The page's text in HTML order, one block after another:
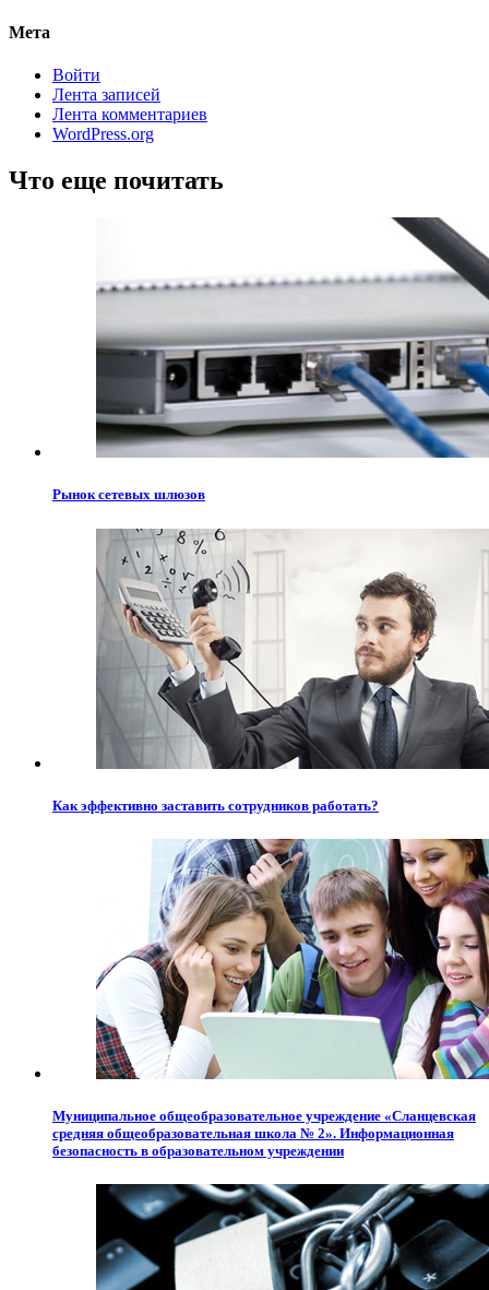
Мета
Войти
Лента записей
Лента комментариев
WordPress.org
Что еще почитать
Рынок сетевых шлюзов
Как эффективно заставить сотрудников работать?
Муниципальное общеобразовательное учреждение «Сланцевская
средняя общеобразовательная школа № 2». Информационная
безопасность в образовательном учреждении